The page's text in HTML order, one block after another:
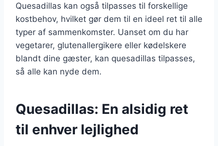
Quesadillas kan også tilpasses til forskellige
kostbehov, hvilket gør dem til en ideel ret til alle
typer af sammenkomster. Uanset om du har
vegetarer, glutenallergikere eller kødelskere
blandt dine gæster, kan quesadillas tilpasses,
så alle kan nyde dem.
Quesadillas: En alsidig ret
til enhver lejlighed